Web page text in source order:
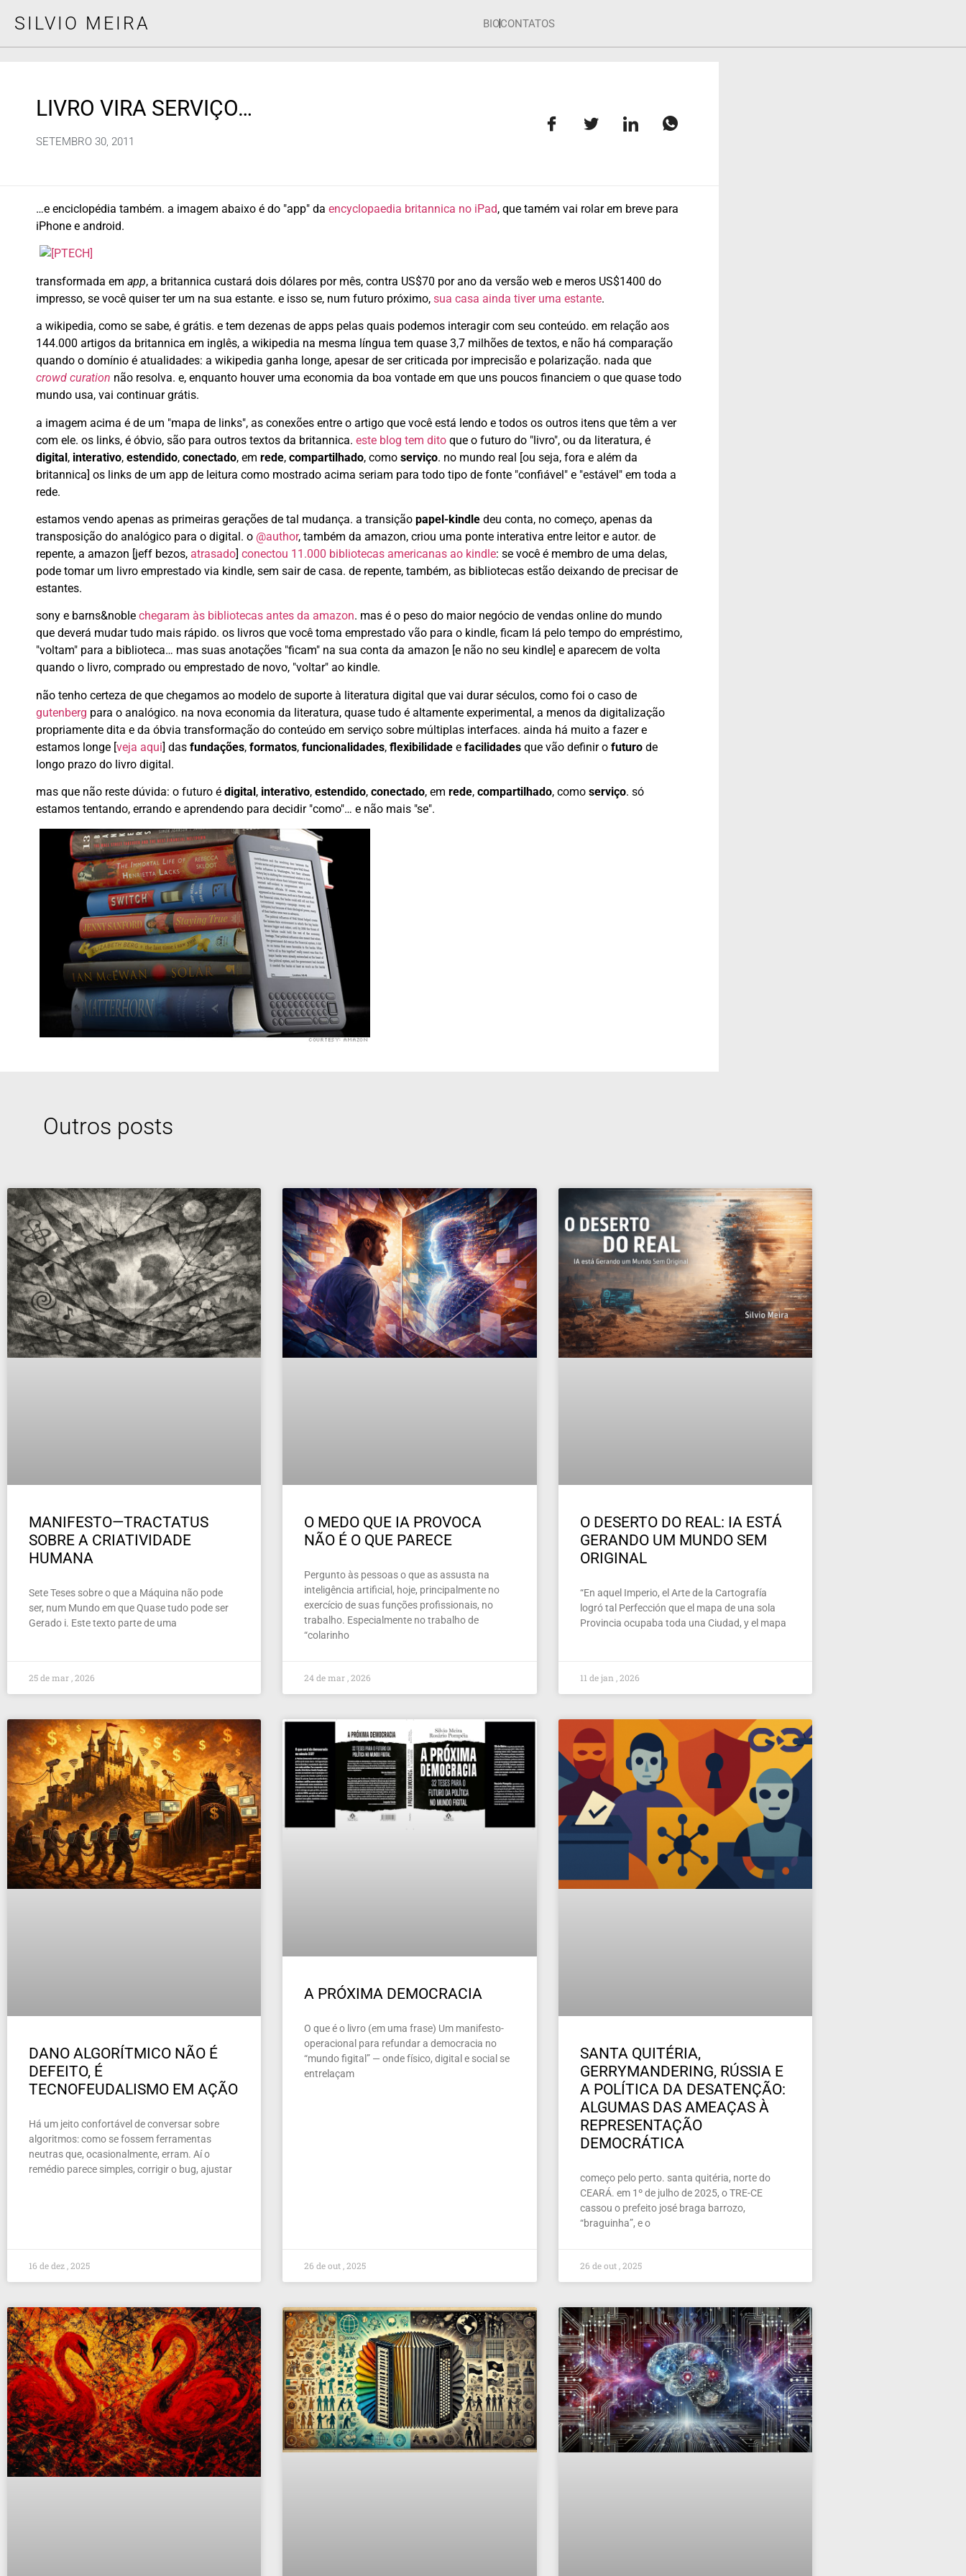
SILVIO MEIRA BIOCONTATOS
LIVRO VIRA SERVIÇO…
SETEMBRO 30, 2011
…e enciclopédia também. a imagem abaixo é do "app" da encyclopaedia britannica no iPad, que tamém vai rolar em breve para
iPhone e android.
transformada em app, a britannica custará dois dólares por mês, contra US$70 por ano da versão web e meros US$1400 do
impresso, se você quiser ter um na sua estante. e isso se, num futuro próximo, sua casa ainda tiver uma estante.
a wikipedia, como se sabe, é grátis. e tem dezenas de apps pelas quais podemos interagir com seu conteúdo. em relação aos
144.000 artigos da britannica em inglês, a wikipedia na mesma língua tem quase 3,7 milhões de textos, e não há comparação
quando o domínio é atualidades: a wikipedia ganha longe, apesar de ser criticada por imprecisão e polarização. nada que
crowd curation não resolva. e, enquanto houver uma economia da boa vontade em que uns poucos financiem o que quase todo
mundo usa, vai continuar grátis.
a imagem acima é de um "mapa de links", as conexões entre o artigo que você está lendo e todos os outros itens que têm a ver
com ele. os links, é óbvio, são para outros textos da britannica. este blog tem dito que o futuro do "livro", ou da literatura, é
digital, interativo, estendido, conectado, em rede, compartilhado, como serviço. no mundo real [ou seja, fora e além da
britannica] os links de um app de leitura como mostrado acima seriam para todo tipo de fonte "confiável" e "estável" em toda a
rede.
estamos vendo apenas as primeiras gerações de tal mudança. a transição papel-kindle deu conta, no começo, apenas da
transposição do analógico para o digital. o @author, também da amazon, criou uma ponte interativa entre leitor e autor. de
repente, a amazon [jeff bezos, atrasado] conectou 11.000 bibliotecas americanas ao kindle: se você é membro de uma delas,
pode tomar um livro emprestado via kindle, sem sair de casa. de repente, também, as bibliotecas estão deixando de precisar de
estantes.
sony e barns&noble chegaram às bibliotecas antes da amazon. mas é o peso do maior negócio de vendas online do mundo
que deverá mudar tudo mais rápido. os livros que você toma emprestado vão para o kindle, ficam lá pelo tempo do empréstimo,
"voltam" para a biblioteca… mas suas anotações "ficam" na sua conta da amazon [e não no seu kindle] e aparecem de volta
quando o livro, comprado ou emprestado de novo, "voltar" ao kindle.
não tenho certeza de que chegamos ao modelo de suporte à literatura digital que vai durar séculos, como foi o caso de
gutenberg para o analógico. na nova economia da literatura, quase tudo é altamente experimental, a menos da digitalização
propriamente dita e da óbvia transformação do conteúdo em serviço sobre múltiplas interfaces. ainda há muito a fazer e
estamos longe [veja aqui] das fundações, formatos, funcionalidades, flexibilidade e facilidades que vão definir o futuro de
longo prazo do livro digital.
mas que não reste dúvida: o futuro é digital, interativo, estendido, conectado, em rede, compartilhado, como serviço. só
estamos tentando, errando e aprendendo para decidir "como"… e não mais "se".
Outros posts
MANIFESTO—TRACTATUS
SOBRE A CRIATIVIDADE
HUMANA
Sete Teses sobre o que a Máquina não pode
ser, num Mundo em que Quase tudo pode ser
Gerado i. Este texto parte de uma
25 de mar , 2026
O MEDO QUE IA PROVOCA
NÃO É O QUE PARECE
Pergunto às pessoas o que as assusta na
inteligência artificial, hoje, principalmente no
exercício de suas funções profissionais, no
trabalho. Especialmente no trabalho de
“colarinho
24 de mar , 2026
O DESERTO DO REAL: IA ESTÁ
GERANDO UM MUNDO SEM
ORIGINAL
“En aquel Imperio, el Arte de la Cartografía
logró tal Perfección que el mapa de una sola
Provincia ocupaba toda una Ciudad, y el mapa
11 de jan , 2026
DANO ALGORÍTMICO NÃO É
DEFEITO, É
TECNOFEUDALISMO EM AÇÃO
Há um jeito confortável de conversar sobre
algoritmos: como se fossem ferramentas
neutras que, ocasionalmente, erram. Aí o
remédio parece simples, corrigir o bug, ajustar
16 de dez , 2025
A PRÓXIMA DEMOCRACIA
O que é o livro (em uma frase) Um manifesto-
operacional para refundar a democracia no
“mundo figital” — onde físico, digital e social se
entrelaçam
26 de out , 2025
SANTA QUITÉRIA,
GERRYMANDERING, RÚSSIA E
A POLÍTICA DA DESATENÇÃO:
ALGUMAS DAS AMEAÇAS À
REPRESENTAÇÃO
DEMOCRÁTICA
começo pelo perto. santa quitéria, norte do
CEARÁ. em 1º de julho de 2025, o TRE-CE
cassou o prefeito josé braga barrozo,
“braguinha”, e o
26 de out , 2025